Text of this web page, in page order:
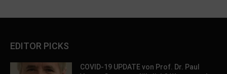
EDITOR PICKS
COVID-19 UPDATE von Prof. Dr. Paul